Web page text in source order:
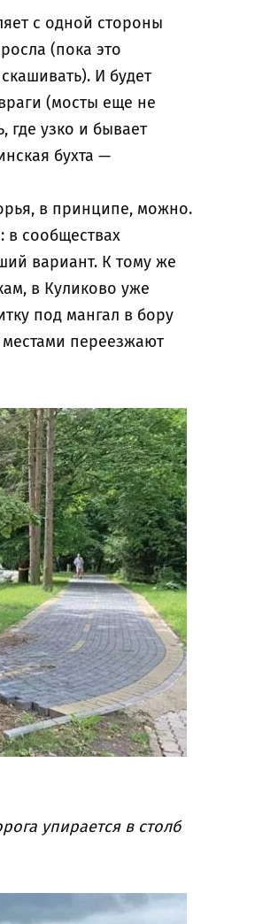
с одной стороны
(пока это
И будет
(мосты еще не
где узко и бывает
бухта —
в принципе, можно.
в сообществах
вариант. К тому же
в Куликово уже
под мангал в бору
переезжают
упирается в столб